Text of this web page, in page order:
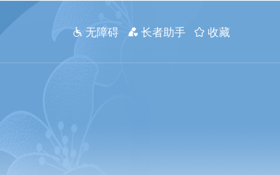
 无障碍  长者助手  收藏